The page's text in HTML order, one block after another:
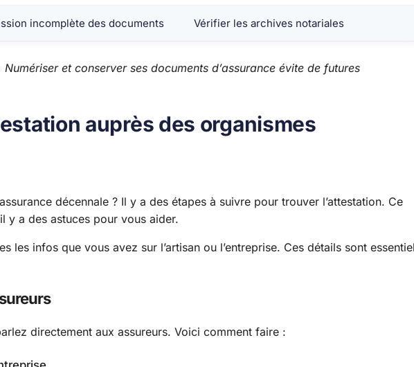
incomplète des documents Vérifier les archives notariales
et conserver ses documents d’assurance évite de futures
auprès des organismes
décennale ? Il y a des étapes à suivre pour trouver l’attestation. Ce
y a des astuces pour vous aider.
les infos que vous avez sur l’artisan ou l’entreprise. Ces détails sont
directement aux assureurs. Voici comment faire :